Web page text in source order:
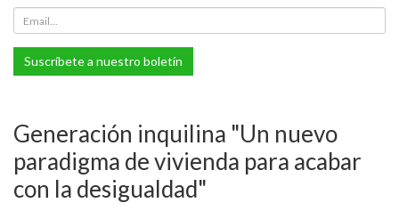
Suscríbete a nuestro boletín
Generación inquilina "Un nuevo
paradigma de vivienda para acabar
con la desigualdad"